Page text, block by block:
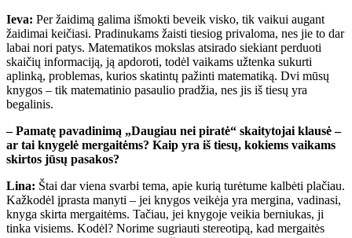
Ieva: Per žaidimą galima išmokti beveik visko, tik vaikui augant
žaidimai keičiasi. Pradinukams žaisti tiesiog privaloma, nes jie to dar
labai nori patys. Matematikos mokslas atsirado siekiant perduoti
skaičių informaciją, ją apdoroti, todėl vaikams užtenka sukurti
aplinką, problemas, kurios skatintų pažinti matematiką. Dvi mūsų
knygos – tik matematinio pasaulio pradžia, nes jis iš tiesų yra
begalinis.
– Pamatę pavadinimą „Daugiau nei piratė“ skaitytojai klausė –
ar tai knygelė mergaitėms? Kaip yra iš tiesų, kokiems vaikams
skirtos jūsų pasakos?
Lina: Štai dar viena svarbi tema, apie kurią turėtume kalbėti plačiau.
Kažkodėl įprasta manyti – jei knygos veikėja yra mergina, vadinasi,
knyga skirta mergaitėms. Tačiau, jei knygoje veikia berniukas, ji
tinka visiems. Kodėl? Norime sugriauti stereotipą, kad mergaitės